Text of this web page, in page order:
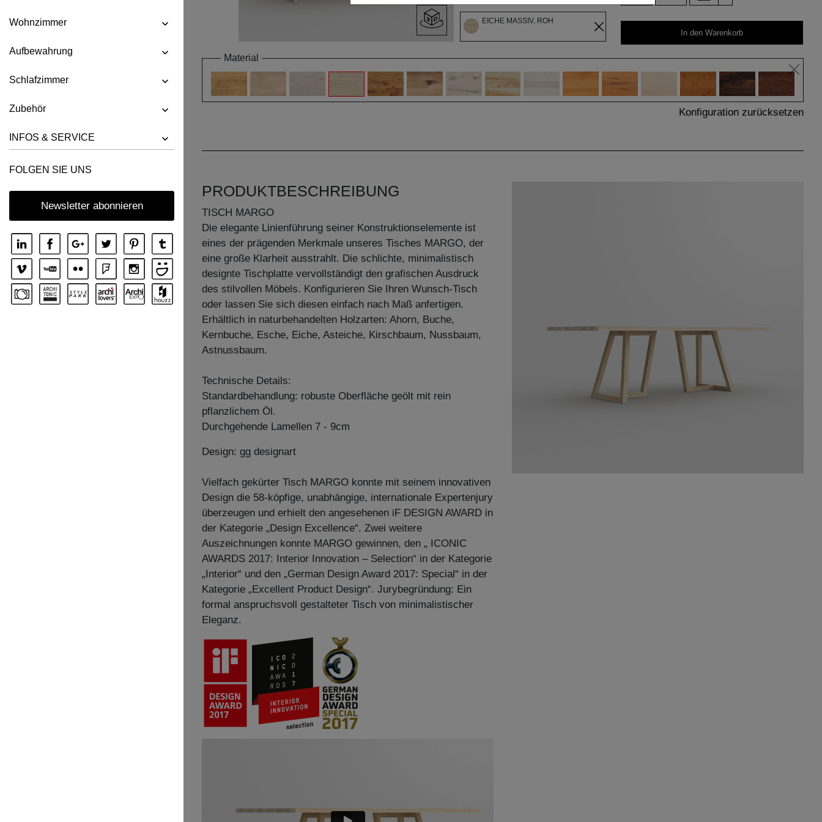
Wohnzimmer
Aufbewahrung
Schlafzimmer
Zubehör
INFOS & SERVICE
FOLGEN SIE UNS
Newsletter abonnieren
EICHE MASSIV, ROH
In den Warenkorb
Material
Konfiguration zurücksetzen
PRODUKTBESCHREIBUNG
TISCH MARGO
Die elegante Linienführung seiner Konstruktionselemente ist
eines der prägenden Merkmale unseres Tisches MARGO, der
eine große Klarheit ausstrahlt. Die schlichte, minimalistisch
designte Tischplatte vervollständigt den grafischen Ausdruck
des stilvollen Möbels. Konfigurieren Sie Ihren Wunsch-Tisch
oder lassen Sie sich diesen einfach nach Maß anfertigen.
Erhältlich in naturbehandelten Holzarten: Ahorn, Buche,
Kernbuche, Esche, Eiche, Asteiche, Kirschbaum, Nussbaum,
Astnussbaum.
Technische Details:
Standardbehandlung: robuste Oberfläche geölt mit rein
pflanzlichem Öl.
Durchgehende Lamellen 7 - 9cm
Design: gg designart
Vielfach gekürter Tisch MARGO konnte mit seinem innovativen
Design die 58-köpfige, unabhängige, internationale Expertenjury
überzeugen und erhielt den angesehenen iF DESIGN AWARD in
der Kategorie „Design Excellence“. Zwei weitere
Auszeichnungen konnte MARGO gewinnen, den „ ICONIC
AWARDS 2017: Interior Innovation – Selection“ in der Kategorie
„Interior“ und den „German Design Award 2017: Special“ in der
Kategorie „Excellent Product Design“. Jurybegründung: Ein
formal anspruchsvoll gestalteter Tisch von minimalistischer
Eleganz.